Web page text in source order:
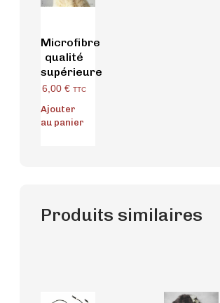
Microfibre
qualité
supérieure
6,00 € TTC
Ajouter
au panier
Produits similaires